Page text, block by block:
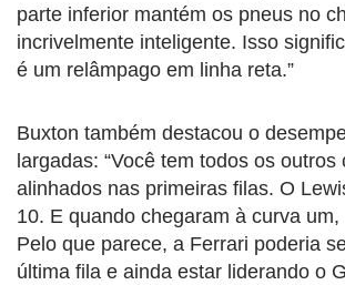
parte inferior mantém os pneus no
incrivelmente inteligente. Isso
é um relâmpago em linha reta.”
Buxton também destacou o
largadas: “Você tem todos os outros
alinhados nas primeiras filas. O
10. E quando chegaram à curva
Pelo que parece, a Ferrari poderia
última fila e ainda estar liderando o